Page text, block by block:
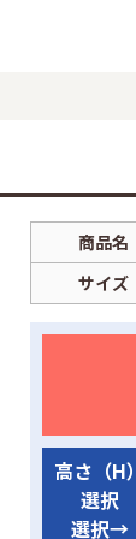
商品名
サイズ
高さ（H）
選択
選択→